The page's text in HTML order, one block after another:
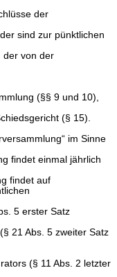
der
sind zur pünktlichen
der von der
(§§ 9 und 10),
(§ 15).
im Sinne
findet einmal jährlich
findet auf
5 erster Satz
21 Abs. 5 zweiter Satz
(§ 11 Abs. 2 letzter